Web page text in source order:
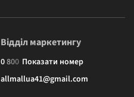
Відділ маркетингу
0800 Показати номер
allmallua41@gmail.com